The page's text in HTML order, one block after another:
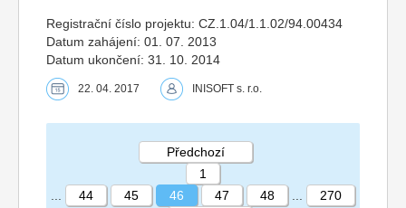
Registrační číslo projektu: CZ.1.04/1.1.02/94.00434
Datum zahájení: 01. 07. 2013
Datum ukončení: 31. 10. 2014
22. 04. 2017 INISOFT s. r.o.
Předchozí
1
44 45 46 47 48
270